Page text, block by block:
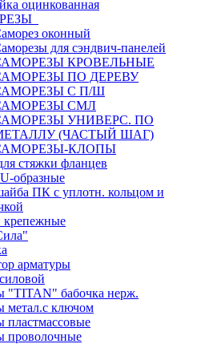
оцинкованная
оконный
для сэндвич-панелей
КРОВЕЛЬНЫЕ
ПО ДЕРЕВУ
С П/Ш
СМЛ
УНИВЕРС. ПО
(ЧАСТЫЙ ШАГ)
КЛОПЫ
стяжки фланцев
образные
ПК с уплотн. кольцом и
крепежные
арматуры
"TITAN" бабочка нерж.
метал.с ключом
пластмассовые
проволочные